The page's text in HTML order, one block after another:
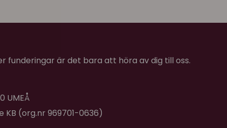
funderingar är det bara att höra av dig till oss.
UMEÅ
KB (org.nr 969701-0636)